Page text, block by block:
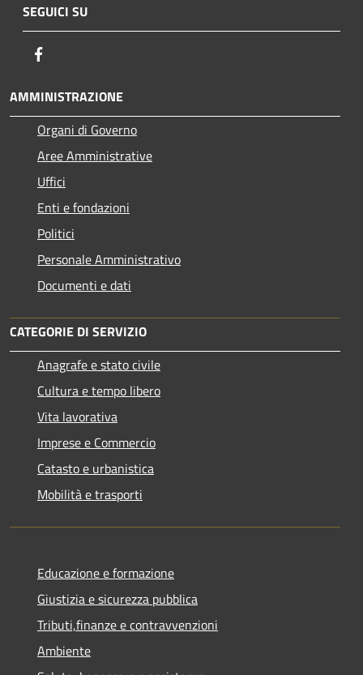
SEGUICI SU
AMMINISTRAZIONE
Organi di Governo
Aree Amministrative
Uffici
Enti e fondazioni
Politici
Personale Amministrativo
Documenti e dati
CATEGORIE DI SERVIZIO
Anagrafe e stato civile
Cultura e tempo libero
Vita lavorativa
Imprese e Commercio
Catasto e urbanistica
Mobilità e trasporti
Educazione e formazione
Giustizia e sicurezza pubblica
Tributi,finanze e contravvenzioni
Ambiente